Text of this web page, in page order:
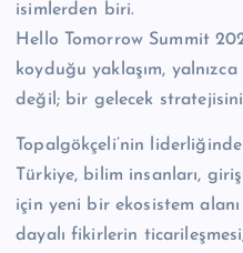
isimlerden biri.
Hello Tomorrow Summit
koyduğu yaklaşım,
değil; bir gelecek
Topalgökçeli’nin
Türkiye, bilim insanları,
için yeni bir ekosistem
dayalı fikirlerin